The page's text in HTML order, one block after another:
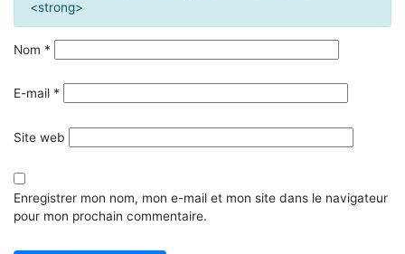
<strong>
Nom *
E-mail *
Site web
Enregistrer mon nom, mon e-mail et mon site dans le navigateur
pour mon prochain commentaire.